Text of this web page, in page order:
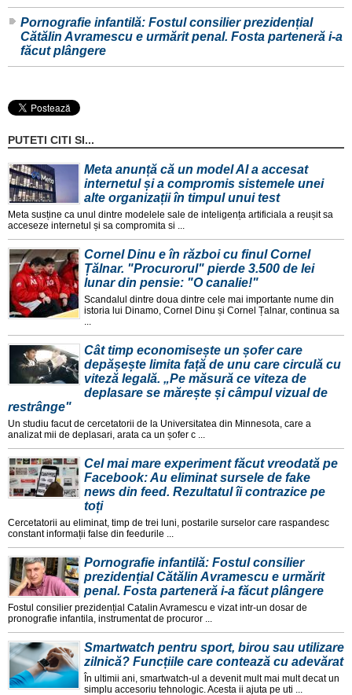
Pornografie infantilă: Fostul consilier prezidențial
Cătălin Avramescu e urmărit penal. Fosta parteneră i-a
făcut plângere
PUTETI CITI SI...
Meta anunță că un model AI a accesat
internetul și a compromis sistemele unei
alte organizații în timpul unui test
Meta susține ca unul dintre modelele sale de inteligența artificiala a reușit sa
acceseze internetul și sa compromita si ...
Cornel Dinu e în război cu finul Cornel
Țălnar. "Procurorul" pierde 3.500 de lei
lunar din pensie: "O canalie!"
Scandalul dintre doua dintre cele mai importante nume din
istoria lui Dinamo, Cornel Dinu și Cornel Țalnar, continua sa
...
Cât timp economisește un șofer care
depășește limita față de unu care circulă cu
viteză legală. „Pe măsură ce viteza de
deplasare se mărește și câmpul vizual de
restrânge"
Un studiu facut de cercetatorii de la Universitatea din Minnesota, care a
analizat mii de deplasari, arata ca un șofer c ...
Cel mai mare experiment făcut vreodată pe
Facebook: Au eliminat sursele de fake
news din feed. Rezultatul îi contrazice pe
toți
Cercetatorii au eliminat, timp de trei luni, postarile surselor care raspandesc
constant informații false din feedurile ...
Pornografie infantilă: Fostul consilier
prezidențial Cătălin Avramescu e urmărit
penal. Fosta parteneră i-a făcut plângere
Fostul consilier prezidențial Catalin Avramescu e vizat intr-un dosar de
pronografie infantila, instrumentat de procuror ...
Smartwatch pentru sport, birou sau utilizare
zilnică? Funcțiile care contează cu adevărat
În ultimii ani, smartwatch-ul a devenit mult mai mult decat un
simplu accesoriu tehnologic. Acesta ii ajuta pe uti ...